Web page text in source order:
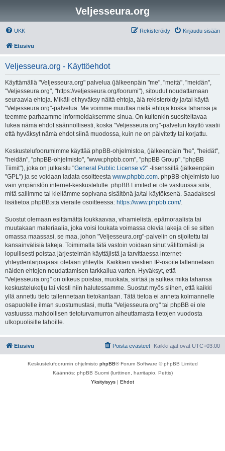
Veljesseura.org
UKK Kirjaudu sisään
Rekisteröidy
Etusivu
Veljesseura.org - Käyttöehdot
Käyttämällä "Veljesseura.org" palvelua (jälkeenpäin "me", "meitä", "meidän",
"Veljesseura.org", "https://veljesseura.org/foorumi"), sitoudut noudattamaan
seuraavia ehtoja. Mikäli et hyväksy näitä ehtoja, älä rekisteröidy ja/tai käytä
"Veljesseura.org"-palvelua. Me voimme muuttaa näitä ehtoja koska tahansa ja
teemme parhaamme informoidaksemme sinua. On kuitenkin suositeltavaa
lukea nämä ehdot säännöllisesti, koska "Veljesseura.org"-palvelun käyttö vaatii
että hyväksyt nämä ehdot siinä muodossa, kuin ne on päivitetty tai korjattu.
Keskustelufoorumimme käyttää phpBB-ohjelmistoa, (jälkeenpäin "he", "heidät",
"heidän", "phpBB-ohjelmisto", "www.phpbb.com", "phpBB Group", "phpBB
Tiimit"), joka on julkaistu "General Public License v2" -lisenssillä (jälkeenpäin
"GPL") ja se voidaan ladata osoitteesta www.phpbb.com. phpBB-ohjelmisto luo
vain ympäristön internet-keskustelulle. phpBB Limited ei ole vastuussa siitä,
mitä sallimme tai kiellämme sopivana sisältönä ja/tai käytöksenä. Saadaksesi
lisätietoa phpBB:stä vieraile osoitteessa: https://www.phpbb.com/.
Suostut olemaan esittämättä loukkaavaa, vihamielistä, epämoraalista tai
muutakaan materiaalia, joka voisi loukata voimassa olevia lakeja oli se sitten
omassa maassasi, se maa, johon "Veljesseura.org"-palvelin on sijoitettu tai
kansainvälisiä lakeja. Toimimalla tätä vastoin voidaan sinut välittömästi ja
lopullisesti poistaa järjestelmän käyttäjistä ja tarvittaessa internet-
yhteydentarjoajaasi otetaan yhteyttä. Kaikkien viestien IP-osoite tallennetaan
näiden ehtojen noudattamisen tarkkailua varten. Hyväksyt, että
"Veljesseura.org" on oikeus poistaa, muokata, siirtää ja sulkea mikä tahansa
keskusteluketju tai viesti niin halutessamme. Suostut myös siihen, että kaikki
yllä annettu tieto tallennetaan tietokantaan. Tätä tietoa ei anneta kolmannelle
osapuolelle ilman suostumustasi, mutta "Veljesseura.org" tai phpBB ei ole
vastuussa mahdollisen tietoturvamurron aiheuttamasta tietojen vuodosta
ulkopuolisille tahoille.
Etusivu Kaikki ajat ovat UTC+03:00
Poista evästeet
Keskustelufoorumin ohjelmisto phpBB® Forum Software © phpBB Limited
Käännös: phpBB Suomi (lurttinen, harritapio, Pettis)
Yksityisyys | Ehdot